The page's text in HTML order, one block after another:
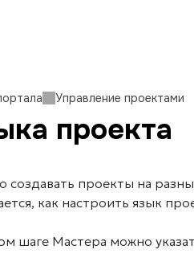
Управление проектами
проекта
проекты на
как настроить язык
шаге Мастера можно